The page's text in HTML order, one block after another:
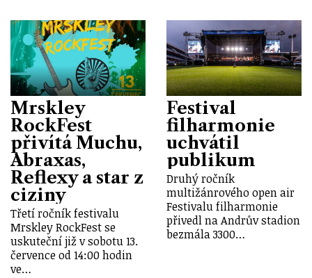
Mrskley
RockFest
přivítá Muchu,
Abraxas,
Reflexy a star z
ciziny
Třetí ročník festivalu
Mrskley RockFest se
uskuteční již v sobotu 13.
července od 14:00 hodin
ve…
Festival
filharmonie
uchvátil
publikum
Druhý ročník
multižánrového open air
Festivalu filharmonie
přivedl na Andrův stadion
bezmála 3300…